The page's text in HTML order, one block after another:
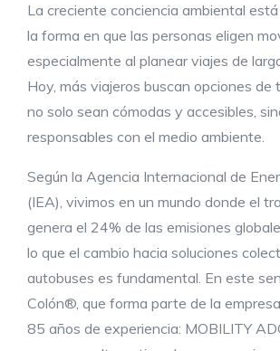
La creciente conciencia ambiental
la forma en que las personas eligen
especialmente al planear viajes de
Hoy, más viajeros buscan opciones de
no solo sean cómodas y accesibles,
responsables con el medio ambiente.
Según la Agencia Internacional de
(IEA), vivimos en un mundo donde el
genera el 24% de las emisiones
lo que el cambio hacia soluciones
autobuses es fundamental. En este
Colón®, que forma parte de la
85 años de experiencia: MOBILITY